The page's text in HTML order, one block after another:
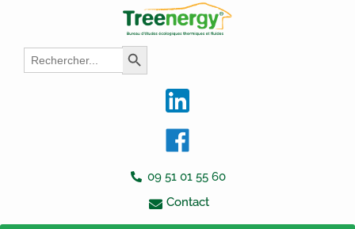
Search
for:
Search Button
09 51 01 55 60
Contact